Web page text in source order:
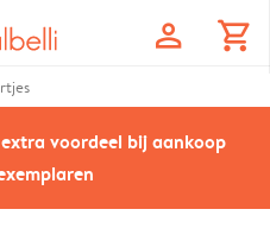
profile shopping_cart
voordeel bij aankoop